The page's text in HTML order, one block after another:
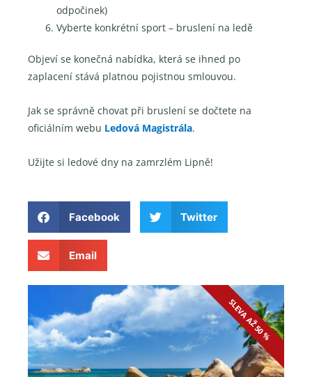
odpočinek)
Vyberte konkrétní sport – bruslení na ledě
Objeví se konečná nabídka, která se ihned po
zaplacení stává platnou pojistnou smlouvou.
Jak se správně chovat při bruslení se dočtete na
oficiálním webu Ledová Magistrála.
Užijte si ledové dny na zamrzlém Lipně!
Facebook Twitter
Email
SLEVA AŽ 50 %